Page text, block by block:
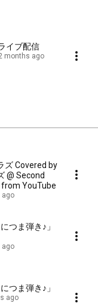
イブ配信
months ago
by
@ Second
Life Music Video from YouTube
ago
つま弾き♪」
ago
つま弾き♪」
ago